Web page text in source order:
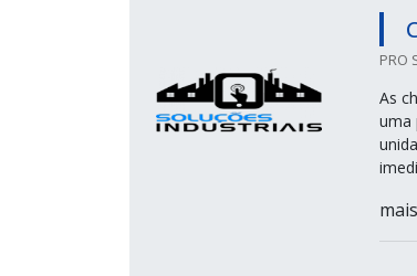
PRO
As
uma